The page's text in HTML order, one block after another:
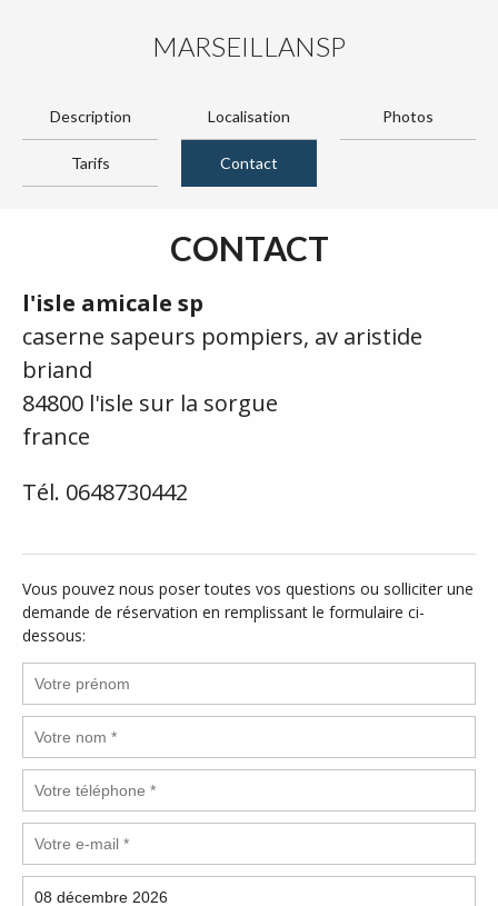
MARSEILLANSP
Description Localisation Photos
Tarifs Contact
CONTACT
l'isle amicale sp
caserne sapeurs pompiers, av aristide
briand
84800 l'isle sur la sorgue
france
Tél. 0648730442
Vous pouvez nous poser toutes vos questions ou solliciter une
demande de réservation en remplissant le formulaire ci-
dessous: